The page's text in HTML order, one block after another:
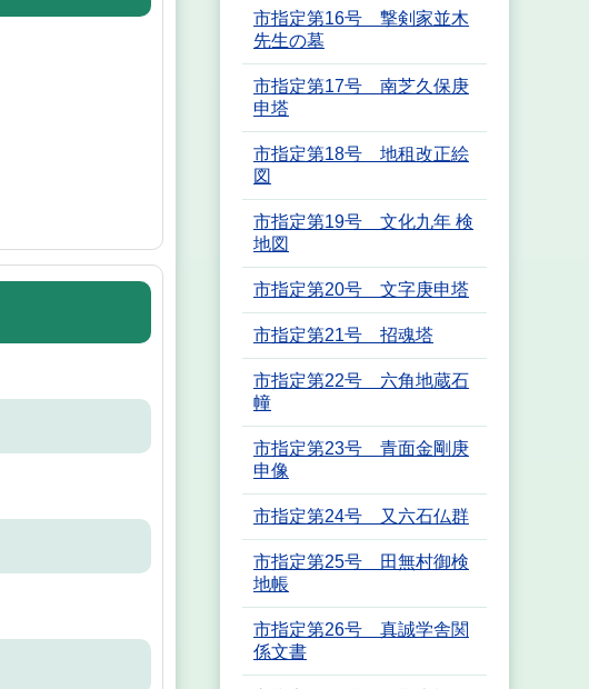
市指定第16号 撃剣家並木
先生の墓
市指定第17号 南芝久保庚
申塔
市指定第18号 地租改正絵
図
市指定第19号 文化九年 検
地図
市指定第20号 文字庚申塔
市指定第21号 招魂塔
市指定第22号 六角地蔵石
幢
市指定第23号 青面金剛庚
申像
市指定第24号 又六石仏群
市指定第25号 田無村御検
地帳
市指定第26号 真誠学舎関
係文書